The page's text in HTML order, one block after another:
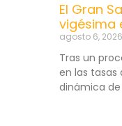
El Gran
vigésima
agosto 6, 2026
Tras un
en las tasas
dinámica